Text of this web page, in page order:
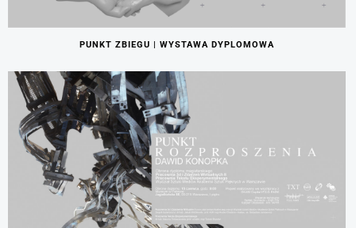
PUNKT ZBIEGU | WYSTAWA DYPLOMOWA